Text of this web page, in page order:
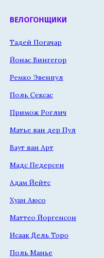
ВЕЛОГОНЩИКИ
Тадей Погачар
Йонас Вингегор
Ремко Эвенпул
Поль Сексас
Примож Роглич
Матье ван дер Пул
Ваут ван Арт
Мадс Педерсен
Адам Йейтс
Хуан Аюсо
Маттео Йоргенсон
Исаак Дель Торо
Поль Манье